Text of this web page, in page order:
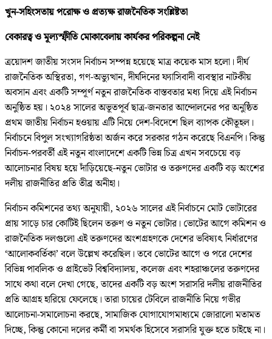
খুন-সহিংসতায় পরোক্ষ ও প্রত্যক্ষ রাজনৈতিক সংশ্লিষ্টতা
বেকারত্ব ও মূল্যস্ফীতি মোকাবেলায় কার্যকর পরিকল্পনা নেই
ত্রয়োদশ জাতীয় সংসদ নির্বাচন সম্পন্ন হয়েছে মাত্র কয়েক মাস হলো। দীর্ঘ
রাজনৈতিক অস্থিরতা, গণ-অভ্যুত্থান, দীর্ঘদিনের ফ্যাসিবাদী ব্যবস্থার নাটকীয়
অবসান এবং একটি সম্পূর্ণ নতুন রাজনৈতিক বাস্তবতার মধ্য দিয়ে এই নির্বাচন
অনুষ্ঠিত হয়। ২০২৪ সালের অভূতপূর্ব ছাত্র-জনতার আন্দোলনের পর অনুষ্ঠিত
প্রথম জাতীয় নির্বাচন হওয়ায় এটি নিয়ে দেশ-বিদেশে ছিল ব্যাপক কৌতূহল।
নির্বাচনে বিপুল সংখ্যাগরিষ্ঠতা অর্জন করে সরকার গঠন করেছে বিএনপি। কিন্তু
নির্বাচন-পরবর্তী এই নতুন বাংলাদেশে একটি ভিন্ন চিত্র এখন সবচেয়ে বড়
আলোচনার বিষয় হয়ে দাঁড়িয়েছে-নতুন ভোটার ও তরুণদের একটি বড় অংশের
দলীয় রাজনীতির প্রতি তীব্র অনীহা।
নির্বাচন কমিশনের তথ্য অনুযায়ী, ২০২৬ সালের এই নির্বাচনে মোট ভোটারের
প্রায় সাড়ে চার কোটিই ছিলেন তরুণ ও নতুন ভোটার। ভোটের আগে কমিশন ও
রাজনৈতিক দলগুলো এই তরুণদের অংশগ্রহণকে দেশের ভবিষ্যৎ নির্ধারণের
‘আলোকবর্তিকা’ বলে উল্লেখ করেছিল। তবে ভোটের আগে ও পরে দেশের
বিভিন্ন পাবলিক ও প্রাইভেট বিশ্ববিদ্যালয়, কলেজ এবং শহরাঞ্চলের তরুণদের
সাথে কথা বলে দেখা গেছে, তাদের একটি বড় অংশ সরাসরি দলীয় রাজনীতির
প্রতি আগ্রহ হারিয়ে ফেলেছে। তারা চায়ের টেবিলে রাজনীতি নিয়ে গভীর
আলোচনা-সমালোচনা করছে, সামাজিক যোগাযোগমাধ্যমে জোরালো মতামত
দিচ্ছে, কিন্তু কোনো দলের কর্মী বা সমর্থক হিসেবে সরাসরি যুক্ত হতে চাইছে না।